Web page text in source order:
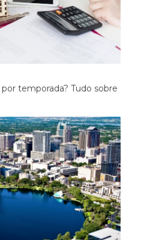
temporada? Tudo sobre